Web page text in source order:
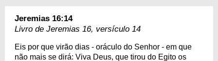
Jeremias 16:14
Livro de Jeremias 16, versículo 14
Eis por que virão dias - oráculo do Senhor - em que
não mais se dirá: Viva Deus, que tirou do Egito os